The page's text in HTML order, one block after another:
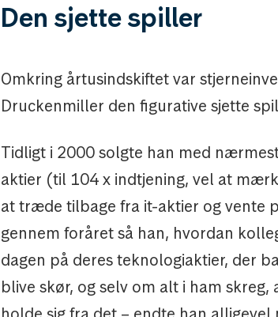
Den sjette spiller
Omkring årtusindskiftet var
Druckenmiller den figurative sjette
Tidligt i 2000 solgte han med
aktier (til 104 x indtjening, vel at
at træde tilbage fra it-aktier og vente
gennem foråret så han, hvordan
dagen på deres teknologiaktier, der
blive skør, og selv om alt i ham